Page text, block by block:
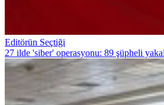
Editörün Seçtiği
27 ilde 'siber' operasyonu: 89 şüpheli